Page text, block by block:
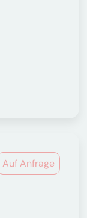
Auf Anfrage